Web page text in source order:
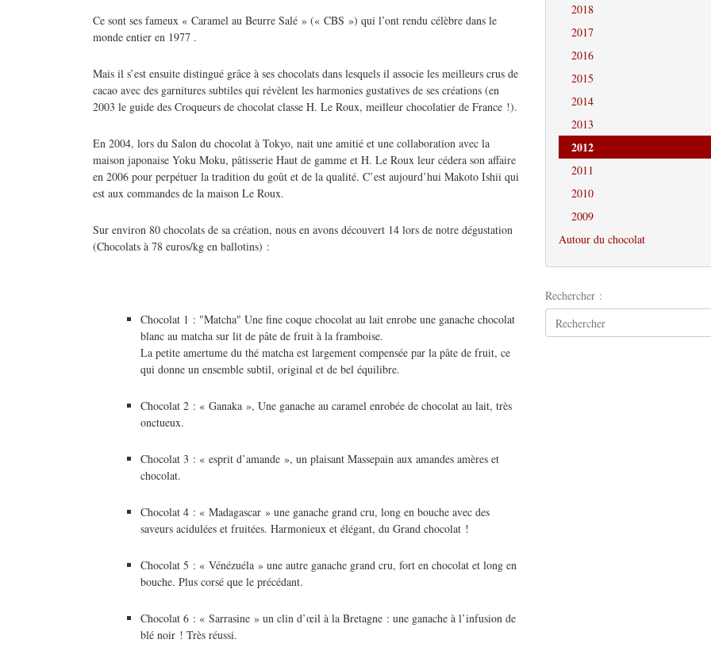
Ce sont ses fameux « Caramel au Beurre Salé » (« CBS ») qui l’ont rendu célèbre dans le
monde entier en 1977 .
Mais il s’est ensuite distingué grâce à ses chocolats dans lesquels il associe les meilleurs crus de
cacao avec des garnitures subtiles qui révèlent les harmonies gustatives de ses créations (en
2003 le guide des Croqueurs de chocolat classe H. Le Roux, meilleur chocolatier de France !).
En 2004, lors du Salon du chocolat à Tokyo, nait une amitié et une collaboration avec la
maison japonaise Yoku Moku, pâtisserie Haut de gamme et H. Le Roux leur cédera son affaire
en 2006 pour perpétuer la tradition du goût et de la qualité. C’est aujourd’hui Makoto Ishii qui
est aux commandes de la maison Le Roux.
Sur environ 80 chocolats de sa création, nous en avons découvert 14 lors de notre dégustation
(Chocolats à 78 euros/kg en ballotins) :
Chocolat 1 : "Matcha" Une fine coque chocolat au lait enrobe une ganache chocolat
blanc au matcha sur lit de pâte de fruit à la framboise.
La petite amertume du thé matcha est largement compensée par la pâte de fruit, ce
qui donne un ensemble subtil, original et de bel équilibre.
Chocolat 2 : « Ganaka », Une ganache au caramel enrobée de chocolat au lait, très
onctueux.
Chocolat 3 : « esprit d’amande », un plaisant Massepain aux amandes amères et
chocolat.
Chocolat 4 : « Madagascar » une ganache grand cru, long en bouche avec des
saveurs acidulées et fruitées. Harmonieux et élégant, du Grand chocolat !
Chocolat 5 : « Vénézuéla » une autre ganache grand cru, fort en chocolat et long en
bouche. Plus corsé que le précédant.
Chocolat 6 : « Sarrasine » un clin d’œil à la Bretagne : une ganache à l’infusion de
blé noir ! Très réussi.
2018
2017
2016
2015
2014
2013
2012
2011
2010
2009
Autour du chocolat
Rechercher :